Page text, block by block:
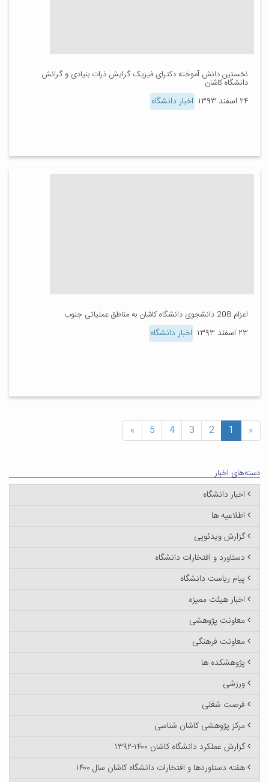
نخستین دانش آموخته دکترای فیزیک گرایش ذرات بنیادی و گرانش
دانشگاه کاشان
۲۴ اسفند ۱۳۹۳ اخبار دانشگاه
اعزام 208 دانشجوی دانشگاه کاشان به مناطق عملیاتی جنوب
۲۳ اسفند ۱۳۹۳ اخبار دانشگاه
«
1
2
3
4
5
»
دسته‌های اخبار
اخبار دانشگاه
اطلاعیه ها
گزارش ویدئویی
دستاورد و افتخارات دانشگاه
پیام ریاست دانشگاه
اخبار هیئت ممیزه
معاونت پژوهشی
معاونت فرهنگی
پژوهشکده ها
ورزشی
فرصت شغلی
مرکز پژوهشی کاشان شناسی
گزارش عملکرد دانشگاه کاشان ۱۴۰۰-۱۳۹۲
هفته دستاوردها و افتخارات دانشگاه کاشان سال ۱۴۰۰